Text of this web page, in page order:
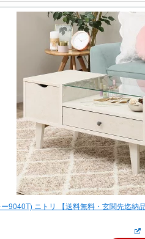
9040T) ニトリ 【送料無料・玄関先迄納